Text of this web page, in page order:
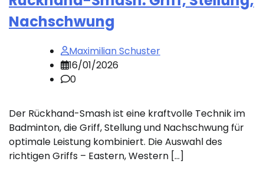
Nachschwung
Maximilian Schuster
16/01/2026
0
Der Rückhand-Smash ist eine kraftvolle Technik im
Badminton, die Griff, Stellung und Nachschwung für
optimale Leistung kombiniert. Die Auswahl des
richtigen Griffs – Eastern, Western […]